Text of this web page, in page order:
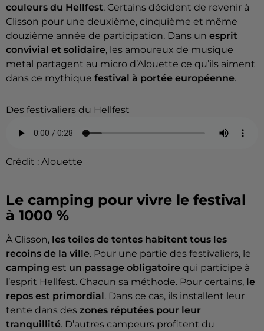
couleurs du Hellfest. Certains décident de revenir à
Clisson pour une deuxième, cinquième et même
douzième année de participation. Dans un esprit
convivial et solidaire, les amoureux de musique
metal partagent au micro d’Alouette ce qu’ils aiment
dans ce mythique festival à portée européenne.
Des festivaliers du Hellfest
Crédit : Alouette
Le camping pour vivre le festival
à 1000 %
À Clisson, les toiles de tentes habitent tous les
recoins de la ville. Pour une partie des festivaliers, le
camping est un passage obligatoire qui participe à
l’esprit Hellfest. Chacun sa méthode. Pour certains, le
repos est primordial . Dans ce cas, ils installent leur
tente dans des zones réputées pour leur
tranquillité. D’autres campeurs profitent du